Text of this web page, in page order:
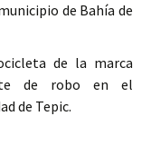
de Bahía de
de la marca
de robo en el
de Tepic.